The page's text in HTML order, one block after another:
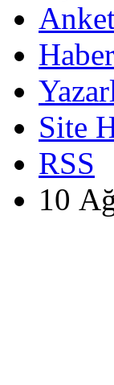
Site
RSS
10